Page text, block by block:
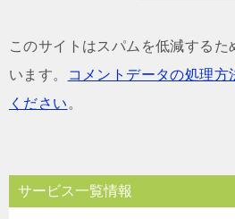
このサイトはスパムを低減するた
います。
コメントデータの処理
ください。
サービス一覧情報